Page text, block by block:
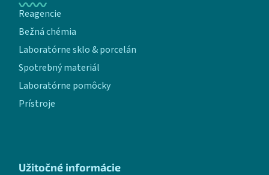
Reagencie
Bežná chémia
Laboratórne sklo & porcelán
Spotrebný materiál
Laboratórne pomôcky
Prístroje
Užitočné informácie